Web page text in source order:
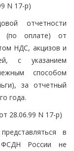
N 17-р)
отчетности
(по оплате) от
НДС, акцизов и
с указанием
способом
за отчетный
года.
28.06.99 N 17-р)
в
ФСДН России не